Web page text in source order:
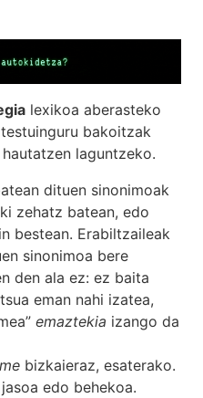
lexikoa aberasteko
bakoitzak
laguntzeko.
dituen sinonimoak
zehatz batean, edo
bestean. Erabiltzaileak
sinonimoa bere
den ala ez: ez baita
eman nahi izatea,
emaztekia izango da
bizkaieraz, esaterako.
edo behekoa.